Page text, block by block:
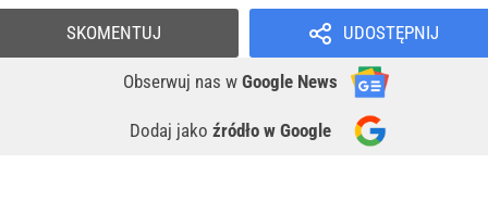
UDOSTĘPNIJ
Obserwuj nas w Google News
Dodaj jako źródło w Google
SKOMENTUJ